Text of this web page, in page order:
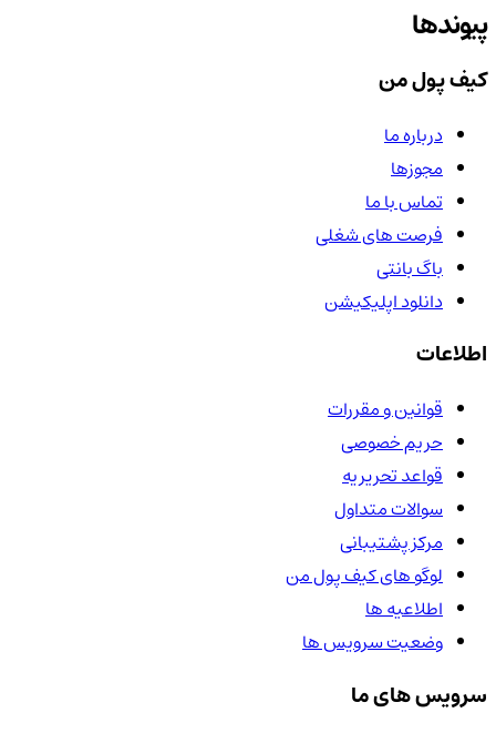
پیوندها
کیف پول من
درباره ما
مجوزها
تماس با ما
فرصت های شغلی
باگ بانتی
دانلود اپلیکیشن
اطلاعات
قوانین و مقررات
حریم خصوصی
قواعد تحریریه
سوالات متداول
مرکز پشتیبانی
لوگو های کیف پول من
اطلاعیه ها
وضعیت سرویس ها
سرویس های ما